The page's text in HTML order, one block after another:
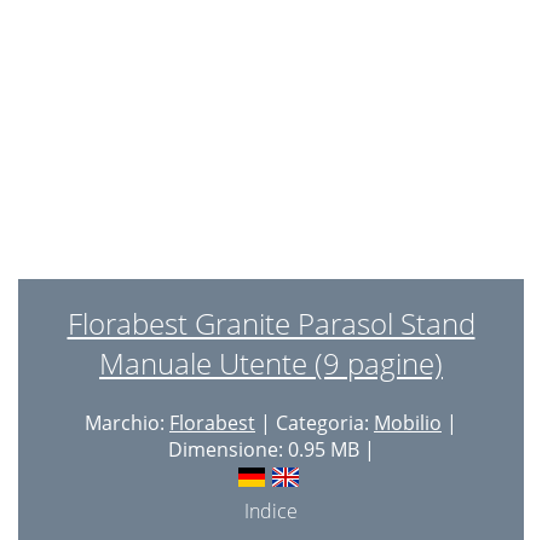
Florabest Granite Parasol Stand
Manuale Utente (9 pagine)
Marchio: Florabest | Categoria: Mobilio |
Dimensione: 0.95 MB |
Indice